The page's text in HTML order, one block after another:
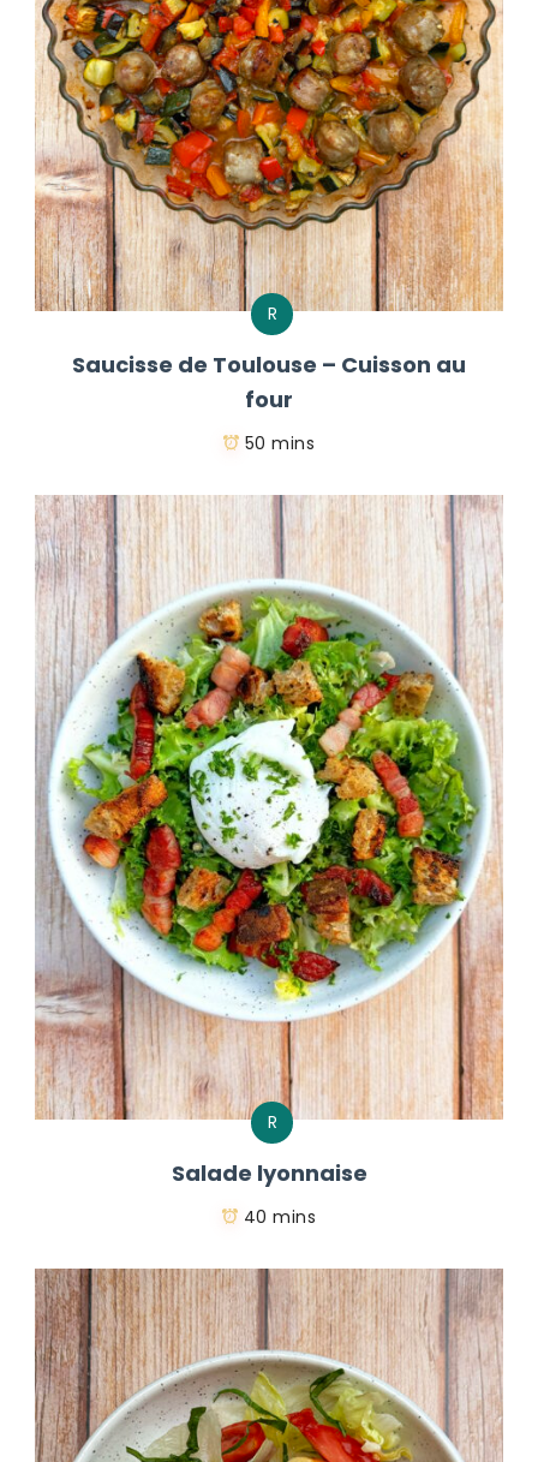
R
Saucisse de Toulouse – Cuisson au
four
50 mins
R
Salade lyonnaise
40 mins